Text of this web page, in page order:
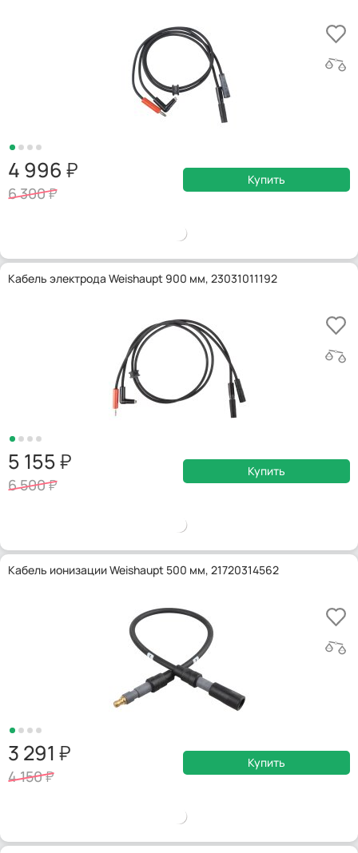
4 996
6 300
Купить
Кабель электрода Weishaupt 900 мм, 23031011192
5 155
6 500
Купить
Кабель ионизации Weishaupt 500 мм, 21720314562
3 291
4 150
Купить